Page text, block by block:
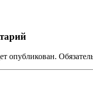
опубликован.